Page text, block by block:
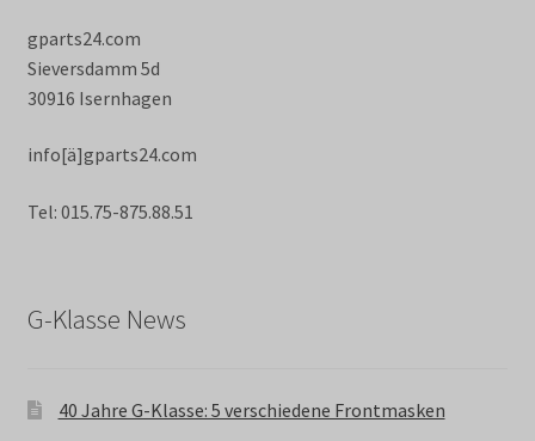
gparts24.com
Sieversdamm 5d
30916 Isernhagen
info[ä]gparts24.com
Tel: 015.75-875.88.51
G-Klasse News
40 Jahre G-Klasse: 5 verschiedene Frontmasken